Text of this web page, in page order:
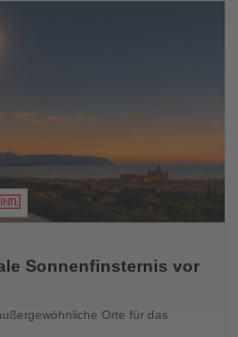
Sonnenfinsternis vor
Orte für das